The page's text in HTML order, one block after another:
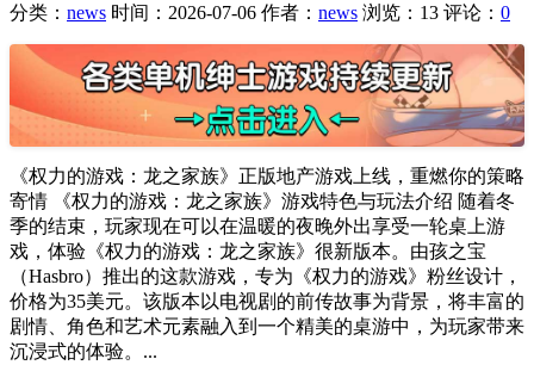
分类： news 时间：2026-07-06 作者： news 浏览：13 评论： 0
《权力的游戏：龙之家族》正版地产游戏上线，重燃你的策略
寄情 《权力的游戏：龙之家族》游戏特色与玩法介绍 随着冬
季的结束，玩家现在可以在温暖的夜晚外出享受一轮桌上游
戏，体验《权力的游戏：龙之家族》很新版本。由孩之宝
（Hasbro）推出的这款游戏，专为《权力的游戏》粉丝设计，
价格为35美元。该版本以电视剧的前传故事为背景，将丰富的
剧情、角色和艺术元素融入到一个精美的桌游中，为玩家带来
沉浸式的体验。...